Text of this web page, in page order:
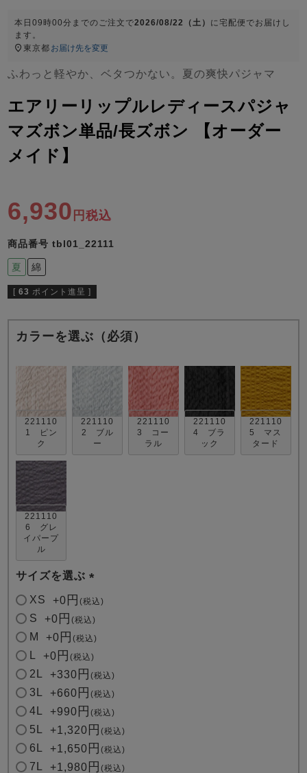
売れ筋ランキング
- Item Ranking -
すべてのキッ
パジャマ
ガールズ長袖
ガールズ前開
ガールズかぶ
ボーイズ長袖
ボーイズ半袖
単品
ン単品
単品
ン単品
売れ筋ランキング
- Item Ranking -
すべてのデザインのパジャマ一覧はこちら
本日09時00分 までのご注文で2026/08/22（土） に宅配便 でお届けし
ます。
東京都 お届け先を変更
ふわっと軽やか、ベタつかない。夏の爽快パジャマ
エアリーリップルレディースパジャ
マズボン単品/長ズボン 【オーダー
メイド】
6,930 税込
商品番号 tbl01_22111
夏 綿
[ 63 ポイント進呈 ]
カラーを選ぶ（必須）
221110
1 ピン
ク
221110
2 ブル
ー
221110
3 コー
ラル
221110
4 ブラ
ック
221110
5 マス
タード
221110
6 グレ
イパープ
ル
サイズを選ぶ
(
)
XS +0 税込
S +0 税込
M +0 税込
+0 税込
2L +330 税込
3L +660 税込
4L +990 税込
5L +1,320 税込
6L +1,650 税込
7L +1,980 税込